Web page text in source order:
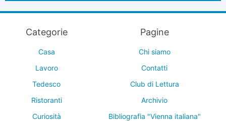
Categorie
Casa
Lavoro
Tedesco
Ristoranti
Curiosità
Pagine
Chi siamo
Contatti
Club di Lettura
Archivio
Bibliografia "Vienna italiana"